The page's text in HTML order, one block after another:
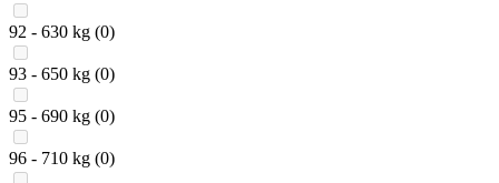
92 - 630 kg (0)
93 - 650 kg (0)
95 - 690 kg (0)
96 - 710 kg (0)